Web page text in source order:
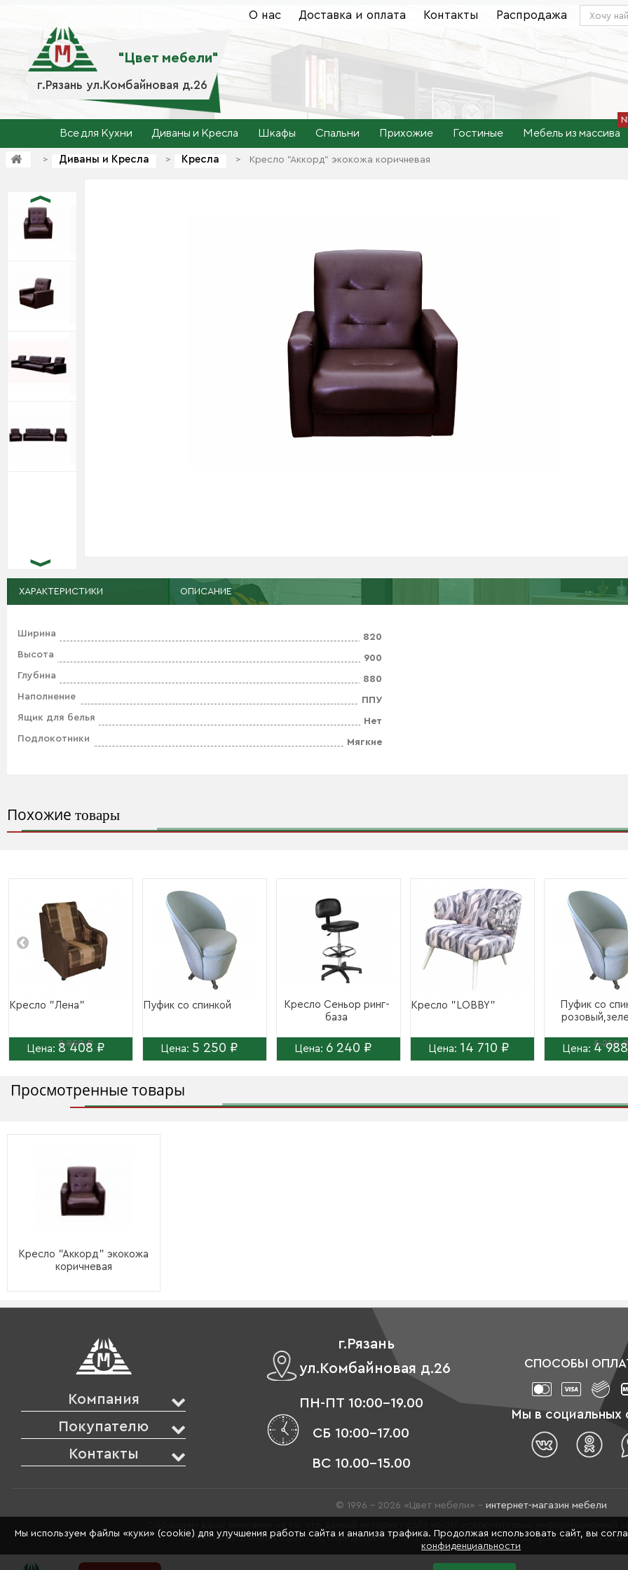
г.Рязань ул.Комбайновая д.26
"Цвет мебели"
О нас Доставка и оплата Контакты Распродажа
Все для Кухни Диваны и Кресла Шкафы Спальни Прихожие Гостиные Мебель из массива
> Диваны и Кресла > Кресла > Кресло "Аккорд" экокожа коричневая
ХАРАКТЕРИСТИКИ ОПИСАНИЕ
Ширина
820
Высота
900
Глубина
880
Наполнение
ППУ
Ящик для белья
Нет
Подлокотники
Мягкие
Похожие товары
Кресло "Лена"
Цена: 8 408 ₽
8 850 ₽
Пуфик со спинкой
Цена: 5 250 ₽
Кресло Сеньор ринг-
база
Цена: 6 240 ₽
Кресло "LOBBY"
Цена: 14 710 ₽
Пуфик со
Цена: 4
5 250 ₽
Просмотренные товары
Кресло "Аккорд" экокожа
коричневая
Компания
Покупателю
Контакты
г.Рязань
ул.Комбайновая д.26
ПН-ПТ 10:00-19.00
СБ 10:00-17.00
ВС 10.00-15.00
СПОСОБЫ
Мы в социальных
© 1996 - 2026 «Цвет мебели» – интернет-магазин мебели
является публичной офертой, определяемой положениями Статьи 437 (2) Гражданского
Мы используем файлы «куки» (cookie) для улучшения работы сайта и анализа трафика. Продолжая использовать сайт, вы
конфиденциальности